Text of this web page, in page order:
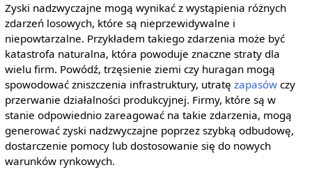
Zyski nadzwyczajne mogą wynikać z wystąpienia różnych
zdarzeń losowych, które są nieprzewidywalne i
niepowtarzalne. Przykładem takiego zdarzenia może być
katastrofa naturalna, która powoduje znaczne straty dla
wielu firm. Powódź, trzęsienie ziemi czy huragan mogą
spowodować zniszczenia infrastruktury, utratę zapasówczy
przerwanie działalności produkcyjnej. Firmy, które są w
stanie odpowiednio zareagować na takie zdarzenia, mogą
generować zyski nadzwyczajne poprzez szybką odbudowę,
dostarczenie pomocy lub dostosowanie się do nowych
warunków rynkowych.